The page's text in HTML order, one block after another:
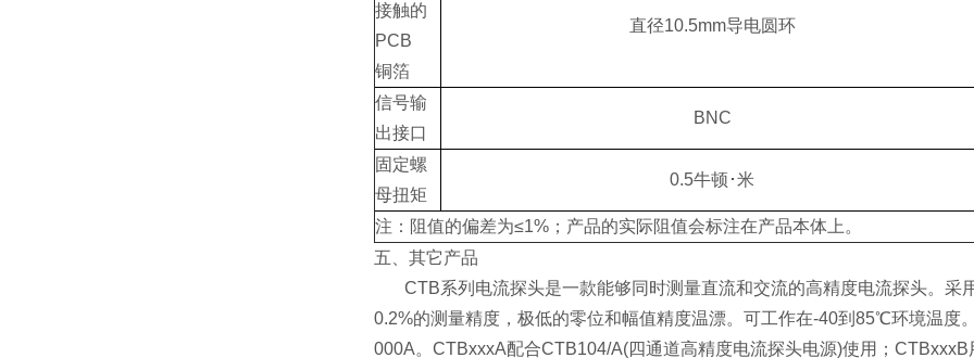
接触的
PCB
铜箔
直径10.5mm导电圆环
信号输
出接口
BNC
固定螺
母扭矩
0.5牛顿･米
注：阻值的偏差为≤1%；产品的实际阻值会标注在产品本体上。
五、其它产品
CTB系列电流探头是一款能够同时测量直流和交流的高精度电流探头。采
0.2%的测量精度，极低的零位和幅值精度温漂。可工作在-40到85℃环境温度
000A。CTBxxxA配合CTB104/A(四通道高精度电流探头电源)使用；